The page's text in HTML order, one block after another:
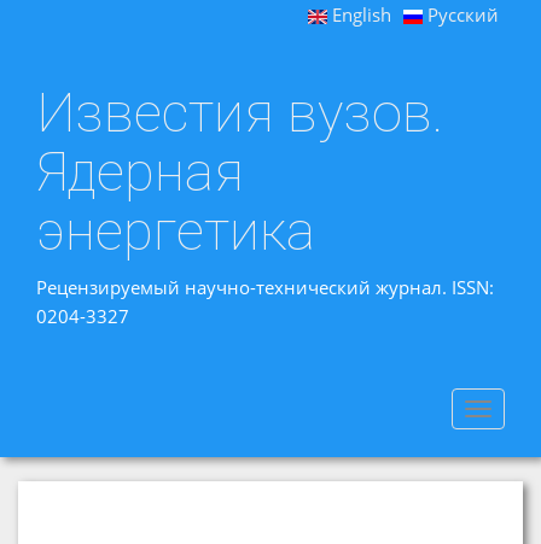
English Русский
Известия вузов.
Ядерная
энергетика
Рецензируемый научно-технический журнал. ISSN:
0204-3327
Toggle